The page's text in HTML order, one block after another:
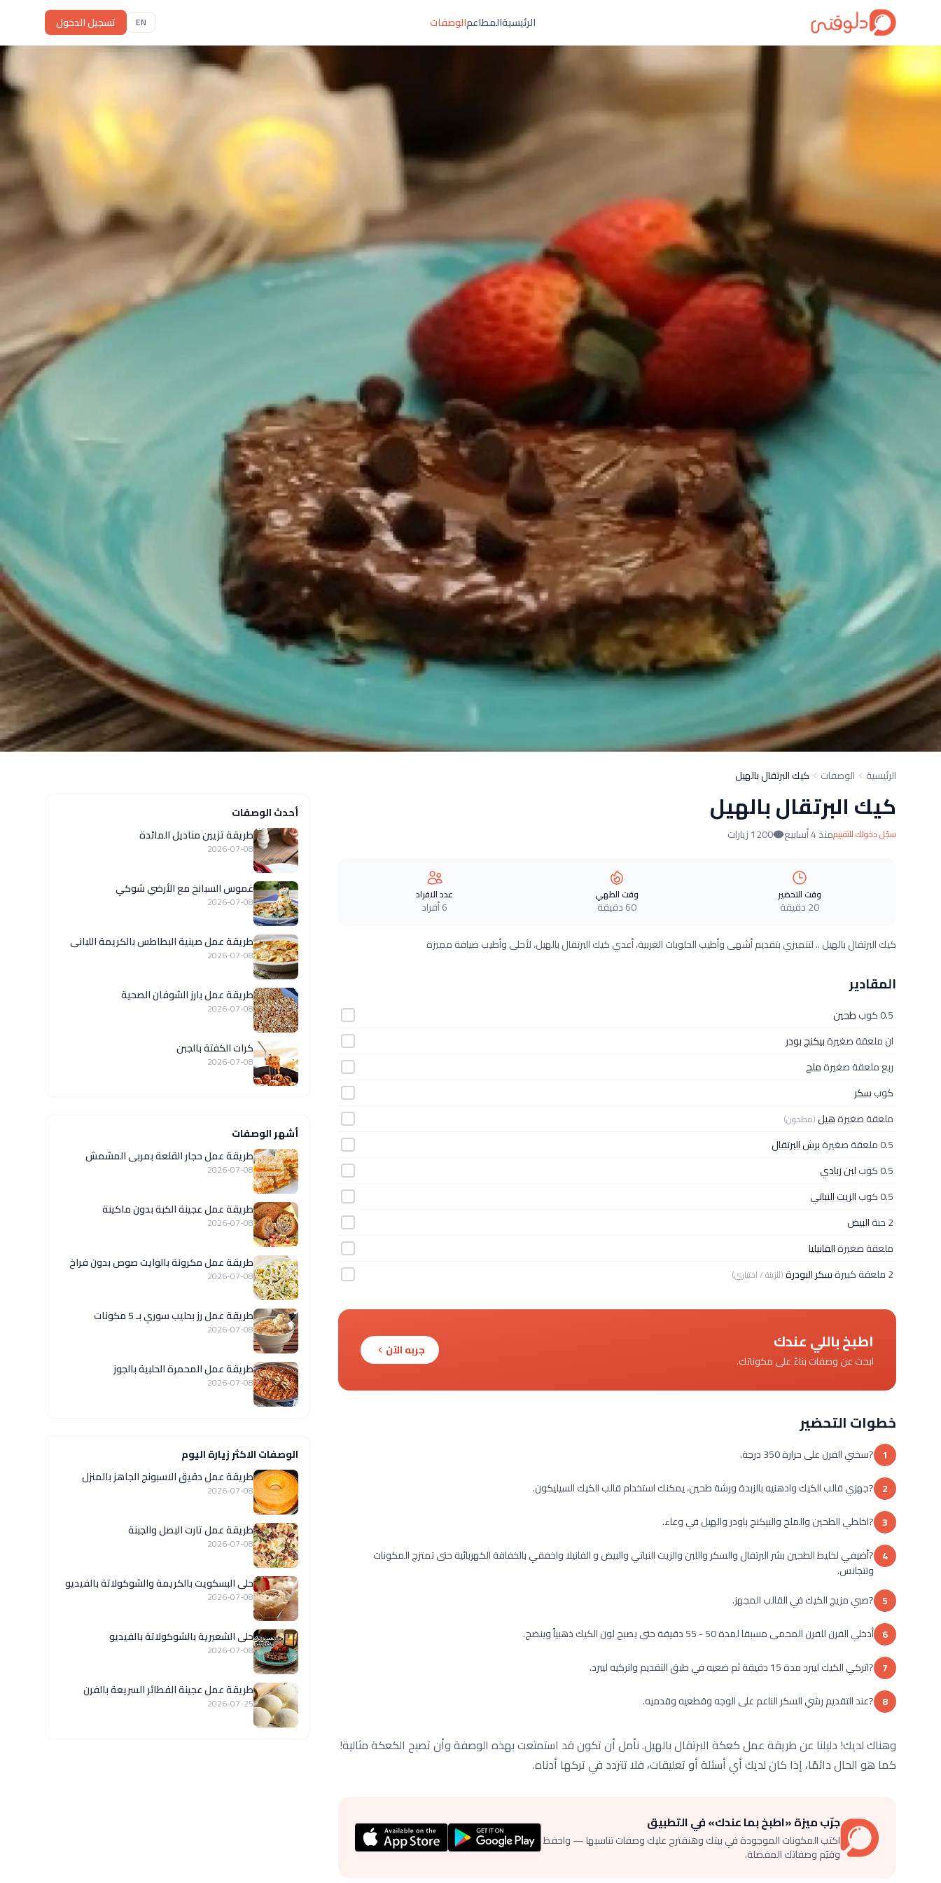
الرئيسيةالمطاعمالوصفات EN تسجيل الدخول
الرئيسية الوصفات كيك البرتقال بالهيل
كيك البرتقال بالهيل
سجّل دخولك للتقييممنذ 4 أسابيع 1200 زيارات
وقت التحضير
20 دقيقة
وقت الطهي
60 دقيقة
عدد الافراد
6 أفراد
كيك البرتقال بالهيل .. لتتميزي بتقديم أشهى وأطيب الحلويات الغربية، أعدي كيك البرتقال بالهيل، لأحلى وأطيب ضيافة مميزة
المقادير
0.5 كوب
طحين
ان ملعقة صغيرةبيكنج بودر
ربع ملعقة صغيرةملح
كوبسكر
ملعقة صغيرةهيل(مطحون)
0.5 ملعقة صغيرة
برش البرتقال
0.5 كوب
لبن زبادي
0.5 كوب
الزيت النباتي
2 حبة
البيض
ملعقة صغيرةالفانيليا
2 ملعقة كبيرة
سكر البودرة(للزينة / اختياري)
اطبخ باللي عندك
ابحث عن وصفات بناءً على مكوناتك.
جربه الآن
خطوات التحضير
1 ?سخني الفرن على حرارة 350 درجة.
2 ?جهزي قالب الكيك وادهنيه بالزبدة ورشة طحين، يمكنك استخدام قالب الكيك السيليكون.
3 ?اخلطي الطحين والملح والبيكنج باودر والهيل في وعاء.
4 ?أضيفي لخليط الطحين بشر البرتفال والسكر واللبن والزيت النباتي والبيض و الفانيلا واخفقي بالخفاقة الكهربائية حتى تمتزج المكونات
وتتجانس.
5 ?صبي مزيج الكيك في القالب المجهز.
6 أدخلي الفرن للفرن المحمى مسبقا لمدة 50 - 55 دقيقة حتى يصبح لون الكيك ذهبياً وينضج.
7 ?اتركي الكيك ليبرد مدة 15 دقيقة ثم ضعيه في طبق التقديم واتركيه ليبرد.
8 ?عند التقديم رشي السكر الناعم على الوجه وقطعيه وقدميه.
وهناك لديك! دليلنا عن طريقة عمل كعكة البرتقال بالهيل. نأمل أن تكون قد استمتعت بهذه الوصفة وأن تصبح الكعكة مثالية!
كما هو الحال دائمًا، إذا كان لديك أي أسئلة أو تعليقات، فلا تتردد في تركها أدناه.
جرّب ميزة «اطبخ بما عندك» في التطبيق
اكتب المكونات الموجودة في بيتك وهنقترح عليك وصفات تناسبها — واحفظ
وقيّم وصفاتك المفضلة.
أحدث الوصفات
طريقة تزيين مناديل المائدة
2026-07-08
غموس السبانخ مع الأرضي شوكي
2026-07-08
طريقة عمل صينية البطاطس بالكريمة اللبانى
2026-07-08
طريقة عمل بارز الشوفان الصحية
2026-07-08
كرات الكفتة بالجبن
2026-07-08
أشهر الوصفات
طريقة عمل حجار القلعة بمربى المشمش
2026-07-08
طريقة عمل عجينة الكبة بدون ماكينة
2026-07-08
طريقة عمل مكرونة بالوايت صوص بدون فراخ
2026-07-08
طريقة عمل رز بحليب سوري بـ 5 مكونات
2026-07-08
طريقة عمل المحمرة الحلبية بالجوز
2026-07-08
الوصفات الاكثر زيارة اليوم
طريقة عمل دقيق الاسبونج الجاهز بالمنزل
2026-07-08
طريقة عمل تارت البصل والجبنة
2026-07-08
حلى البسكويت بالكريمة والشوكولاتة بالفيديو
2026-07-08
حلى الشعيرية بالشوكولاتة بالفيديو
2026-07-08
طريقة عمل عجينة الفطائر السريعة بالفرن
2026-07-25